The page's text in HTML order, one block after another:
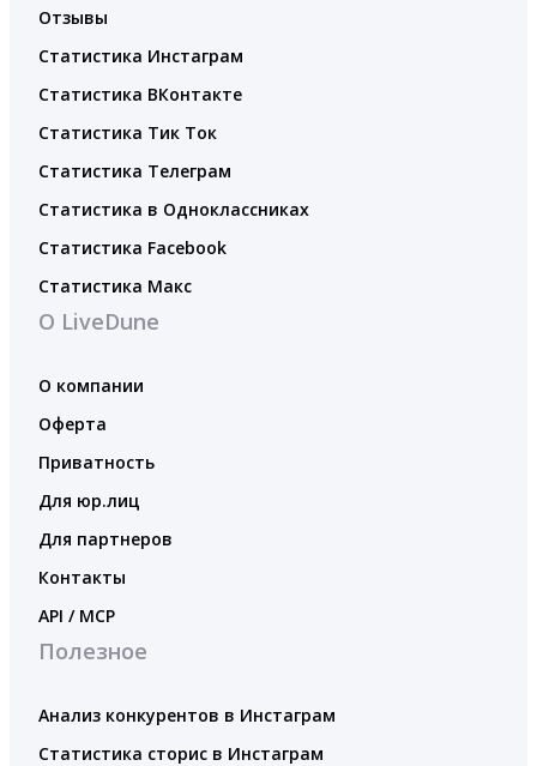
Отзывы
Статистика Инстаграм
Статистика ВКонтакте
Статистика Тик Ток
Статистика Телеграм
Статистика в Одноклассниках
Статистика Facebook
Статистика Макс
О LiveDune
О компании
Оферта
Приватность
Для юр.лиц
Для партнеров
Контакты
API / MCP
Полезное
Анализ конкурентов в Инстаграм
Статистика сторис в Инстаграм